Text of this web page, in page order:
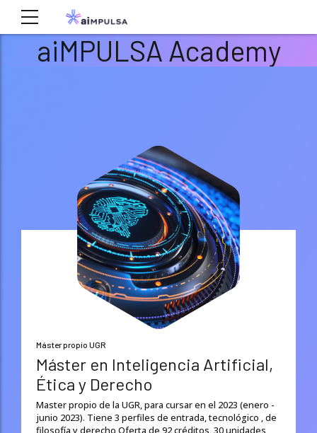
aiMPULSA Academy
Máster propio UGR
Máster en Inteligencia Artificial,
Ética y Derecho
Master propio de la UGR, para cursar en el 2023 (enero -
junio 2023). Tiene 3 perfiles de entrada, tecnológico , de